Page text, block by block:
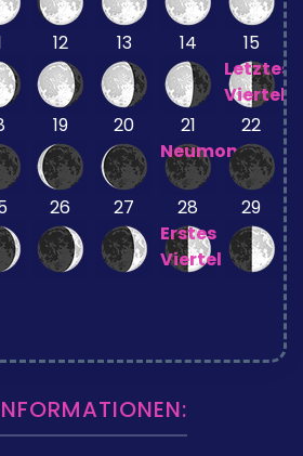
12 13 14
15
Letztes
Viertel
19 20
21
Neumond
22
26 27
28
Erstes
Viertel
29